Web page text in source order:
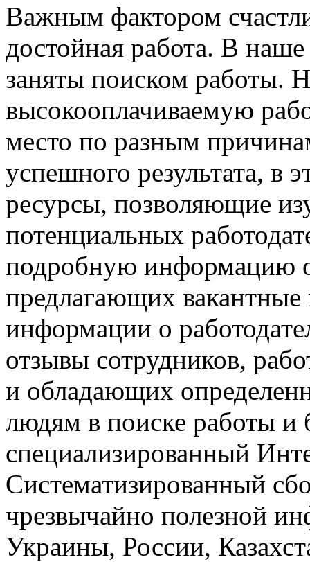
Важным фактором
достойная работа. В
заняты поиском работы.
высокооплачиваемую
место по разным
успешного результата, в
ресурсы, позволяющие
потенциальных
подробную информацию
предлагающих
информации о
отзывы сотрудников,
и обладающих
людям в поиске работы и
специализированный
Систематизированный
чрезвычайно полезной
Украины, России,